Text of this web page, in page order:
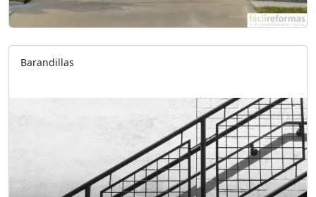
Barandillas